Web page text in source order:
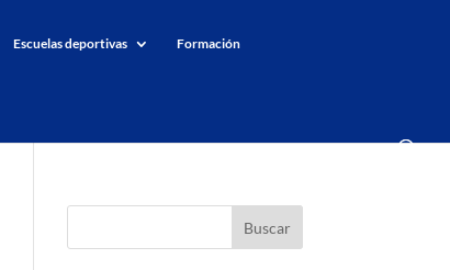
Escuelas deportivas Formación